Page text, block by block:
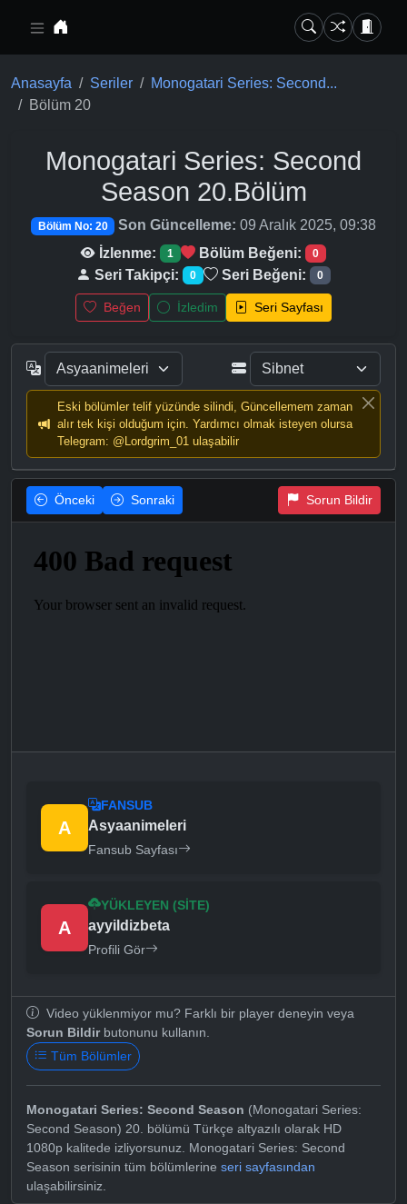
Anasayfa Seriler
Monogatari Series: Second...
Bölüm 20
Monogatari Series: Second
Season 20.Bölüm
Bölüm No: 20 Son Güncelleme: 09 Aralık 2025, 09:38
İzlenme:
1 Bölüm Beğeni: 0
Seri Takipçi: 0 Seri Beğeni: 0
Beğen İzledim Seri Sayfası
Eski bölümler telif yüzünde silindi, Güncellemem zaman
alır tek kişi olduğum için. Yardımcı olmak isteyen olursa
Telegram: @Lordgrim_01 ulaşabilir
Önceki Sonraki Sorun Bildir
A
FANSUB
Asyaanimeleri
Fansub Sayfası
A
YÜKLEYEN (SITE)
ayyildizbeta
Profili Gör
Video yüklenmiyor mu? Farklı bir player deneyin veya
Sorun Bildirbutonunu kullanın.
Tüm Bölümler
Monogatari Series: Second Season (Monogatari Series:
Second Season) 20. bölümü Türkçe altyazılı olarak HD
1080p kalitede izliyorsunuz. Monogatari Series: Second
Season serisinin tüm bölümlerine seri sayfasından
ulaşabilirsiniz.